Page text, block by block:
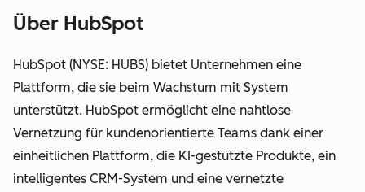
Über HubSpot
HubSpot (NYSE: HUBS) bietet Unternehmen eine
Plattform, die sie beim Wachstum mit System
unterstützt. HubSpot ermöglicht eine nahtlose
Vernetzung für kundenorientierte Teams dank einer
einheitlichen Plattform, die KI-gestützte Produkte, ein
intelligentes CRM-System und eine vernetzte